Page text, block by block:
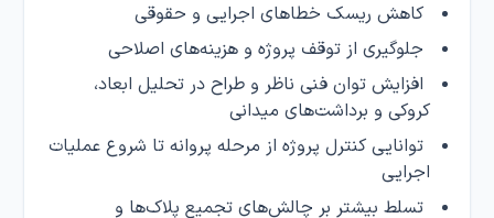
کاهش ریسک خطاهای اجرایی و حقوقی
جلوگیری از توقف پروژه و هزینه‌های اصلاحی
افزایش توان فنی ناظر و طراح در تحلیل ابعاد،
کروکی و برداشت‌های میدانی
توانایی کنترل پروژه از مرحله پروانه تا شروع عملیات
اجرایی
تسلط بیشتر بر چالش‌های تجمیع پلاک‌ها و